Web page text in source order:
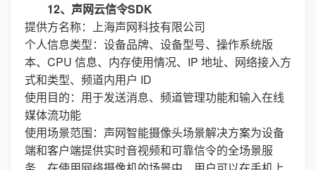
12、声网云信令SDK
提供方名称：上海声网科技有限公司
个人信息类型：设备品牌、设备型号、操作系统版
本、CPU 信息、内存使用情况、IP 地址、网络接入方
式和类型、频道内用户 ID
使用目的：用于发送消息、频道管理功能和输入在线
媒体流功能
使用场景范围：声网智能摄像头场景解决方案为设备
端和客户端提供实时音视频和可靠信令的全场景服